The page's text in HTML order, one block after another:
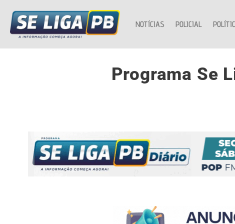
NOTÍCIAS POLICIAL
Programa Se